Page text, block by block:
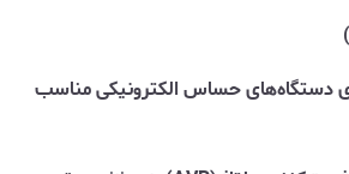
دستگاه‌های حساس الکترونیکی مناسب